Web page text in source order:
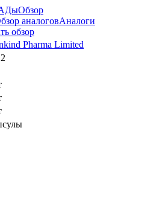
Обзор
аналоговАналоги
обзор
Pharma Limited